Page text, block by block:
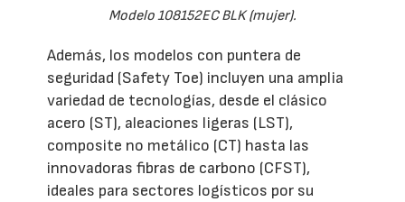
Modelo 108152EC BLK (mujer).
Además, los modelos con puntera de
seguridad (Safety Toe) incluyen una amplia
variedad de tecnologías, desde el clásico
acero (ST), aleaciones ligeras (LST),
composite no metálico (CT) hasta las
innovadoras fibras de carbono (CFST),
ideales para sectores logísticos por su